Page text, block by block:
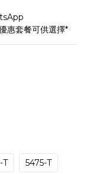
惠套餐可供選擇*
T 5475-T